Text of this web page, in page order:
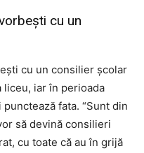
cu un
cu un consilier școlar
liceu, iar în perioada
fata. “Sunt din
să devină consilieri
cu toate că au în grijă